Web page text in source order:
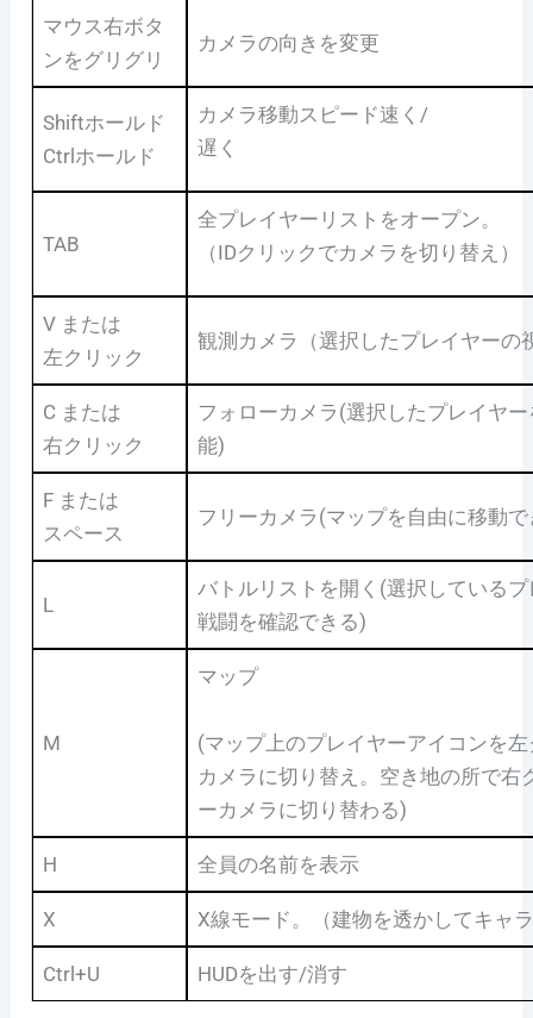
マウス右ボタ
ンをグリグリ
カメラの向きを変更
Shiftホールド
Ctrlホールド
カメラ移動スピード速く/
遅く
TAB
全プレイヤーリストをオープン。
（IDクリックでカメラを切り替え）
V または
左クリック
観測カメラ（選択したプレイヤーの
C または
右クリック
フォローカメラ(選択したプレイヤ
能)
F または
スペース
フリーカメラ(マップを自由に移動
L
バトルリストを開く(選択している
戦闘を確認できる)
M
マップ
(マップ上のプレイヤーアイコンを
カメラに切り替え。空き地の所で右
ーカメラに切り替わる)
H 全員の名前を表示
X X線モード。（建物を透かしてキャ
Ctrl+U HUDを出す/消す